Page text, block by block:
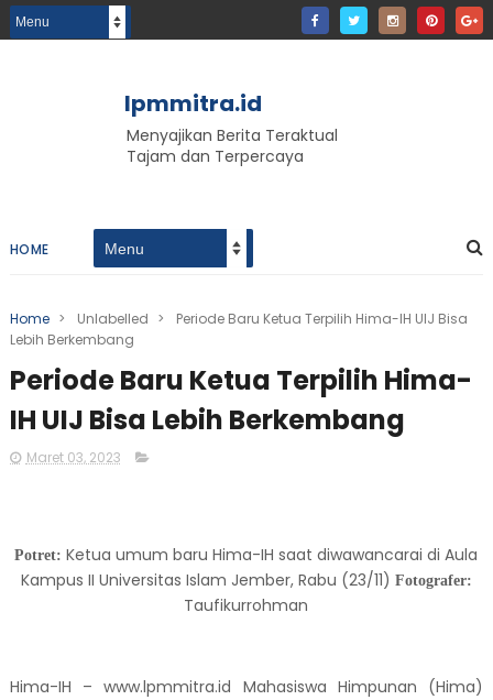
lpmmitra.id
Menyajikan Berita Teraktual
Tajam dan Terpercaya
HOME
Home > Unlabelled >
Periode Baru Ketua Terpilih Hima-IH UIJ Bisa
Lebih Berkembang
Periode Baru Ketua Terpilih Hima-
IH UIJ Bisa Lebih Berkembang
Maret 03, 2023
Potret: Ketua umum baru Hima-IH saat diwawancarai di Aula
Kampus II Universitas Islam Jember, Rabu (23/11) Fotografer:
Taufikurrohman
Hima-IH – www.lpmmitra.id Mahasiswa Himpunan (Hima)